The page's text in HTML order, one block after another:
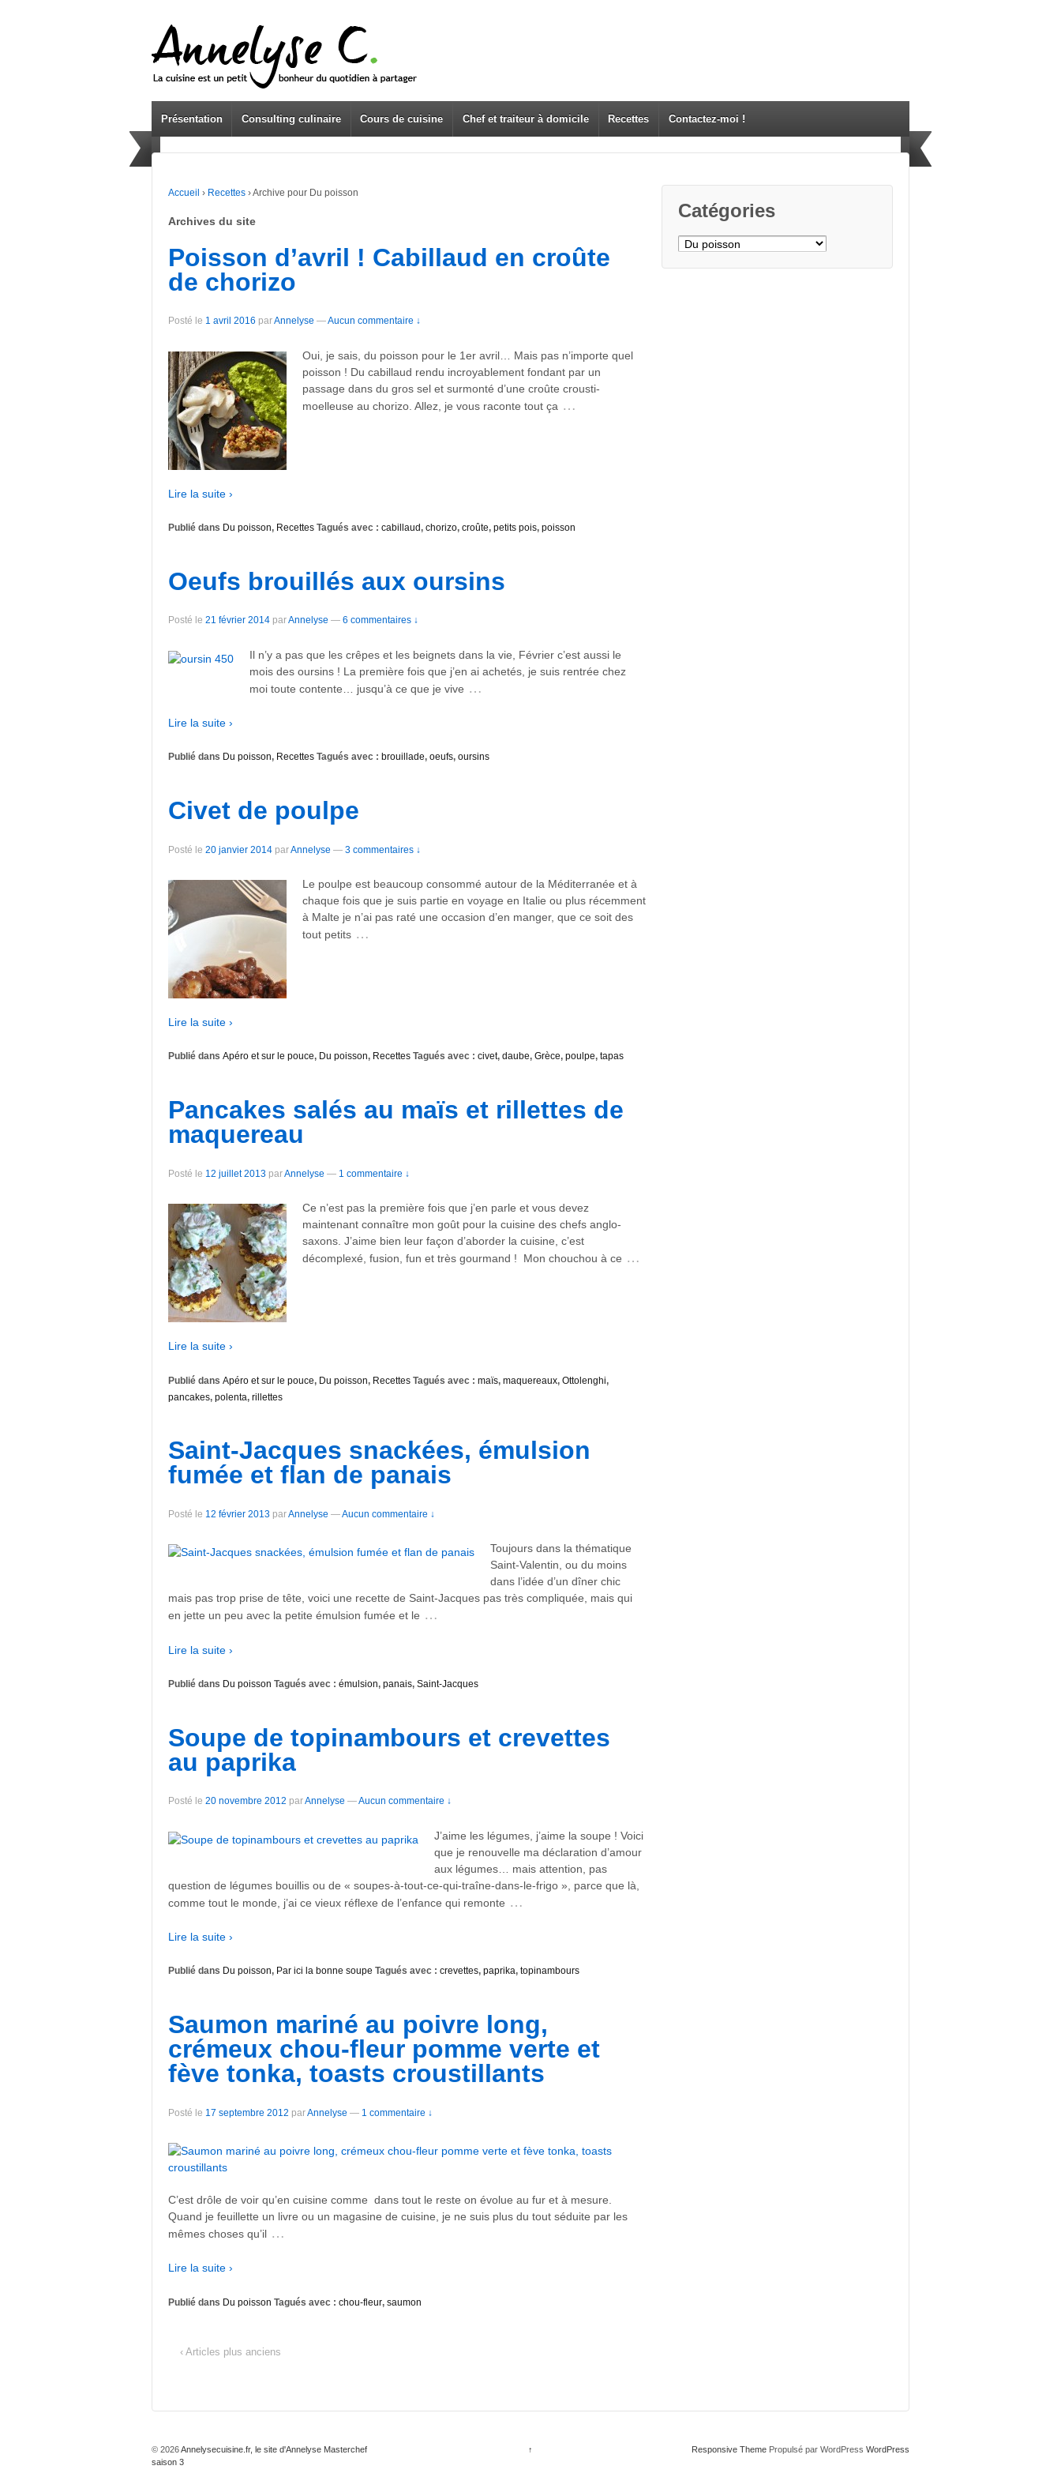
Présentation Consulting culinaire Cours de cuisine Chef et traiteur à domicile Recettes Contactez-moi !
Accueil › Recettes ›Archive pour Du poisson
Archives du site
Poisson d’avril ! Cabillaud en croûte
de chorizo
Posté le 1 avril 2016 parAnnelyse —Aucun commentaire ↓
Oui, je sais, du poisson pour le 1er avril… Mais pas n’importe quel
poisson ! Du cabillaud rendu incroyablement fondant par un
passage dans du gros sel et surmonté d’une croûte crousti-
moelleuse au chorizo. Allez, je vous raconte tout ça …
Lire la suite ›
Publié dans Du poisson, Recettes Tagués avec : cabillaud, chorizo, croûte, petits pois, poisson
Oeufs brouillés aux oursins
Posté le 21 février 2014 parAnnelyse — 6 commentaires ↓
Il n’y a pas que les crêpes et les beignets dans la vie, Février c’est aussi le
mois des oursins ! La première fois que j’en ai achetés, je suis rentrée chez
moi toute contente… jusqu’à ce que je vive …
Lire la suite ›
Publié dans Du poisson, Recettes Tagués avec : brouillade, oeufs, oursins
Civet de poulpe
Posté le 20 janvier 2014 parAnnelyse — 3 commentaires ↓
Le poulpe est beaucoup consommé autour de la Méditerranée et à
chaque fois que je suis partie en voyage en Italie ou plus récemment
à Malte je n’ai pas raté une occasion d’en manger, que ce soit des
tout petits …
Lire la suite ›
Publié dans Apéro et sur le pouce, Du poisson, Recettes Tagués avec : civet, daube, Grèce, poulpe, tapas
Pancakes salés au maïs et rillettes de
maquereau
Posté le 12 juillet 2013 parAnnelyse — 1 commentaire ↓
Ce n’est pas la première fois que j’en parle et vous devez
maintenant connaître mon goût pour la cuisine des chefs anglo-
saxons. J’aime bien leur façon d’aborder la cuisine, c’est
décomplexé, fusion, fun et très gourmand ! Mon chouchou à ce …
Lire la suite ›
Publié dans Apéro et sur le pouce, Du poisson, Recettes Tagués avec : maïs, maquereaux, Ottolenghi,
pancakes, polenta, rillettes
Saint-Jacques snackées, émulsion
fumée et flan de panais
Posté le 12 février 2013 parAnnelyse —Aucun commentaire ↓
Toujours dans la thématique
Saint-Valentin, ou du moins
dans l’idée d’un dîner chic
mais pas trop prise de tête, voici une recette de Saint-Jacques pas très compliquée, mais qui
en jette un peu avec la petite émulsion fumée et le …
Lire la suite ›
Publié dans Du poisson Tagués avec : émulsion, panais, Saint-Jacques
Soupe de topinambours et crevettes
au paprika
Posté le 20 novembre 2012 parAnnelyse —Aucun commentaire ↓
J’aime les légumes, j’aime la soupe ! Voici
que je renouvelle ma déclaration d’amour
aux légumes… mais attention, pas
question de légumes bouillis ou de « soupes-à-tout-ce-qui-traîne-dans-le-frigo », parce que là,
comme tout le monde, j’ai ce vieux réflexe de l’enfance qui remonte …
Lire la suite ›
Publié dans Du poisson, Par ici la bonne soupe Tagués avec : crevettes, paprika, topinambours
Saumon mariné au poivre long,
crémeux chou-fleur pomme verte et
fève tonka, toasts croustillants
Posté le 17 septembre 2012 parAnnelyse — 1 commentaire ↓
C’est drôle de voir qu’en cuisine comme dans tout le reste on évolue au fur et à mesure.
Quand je feuillette un livre ou un magasine de cuisine, je ne suis plus du tout séduite par les
mêmes choses qu’il …
Lire la suite ›
Publié dans Du poisson Tagués avec : chou-fleur, saumon
‹ Articles plus anciens
Catégories
Catégories
© 2026Annelysecuisine.fr, le site d'Annelyse Masterchef
saison 3
↑ Responsive ThemePropulsé par WordPress WordPress